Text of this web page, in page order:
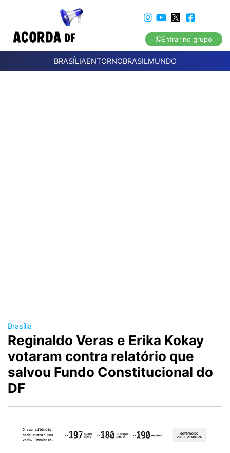
Entrar no grupo
BRASÍLIAENTORNOBRASILMUNDO
Brasília
Reginaldo Veras e Erika Kokay
votaram contra relatório que
salvou Fundo Constitucional do
DF